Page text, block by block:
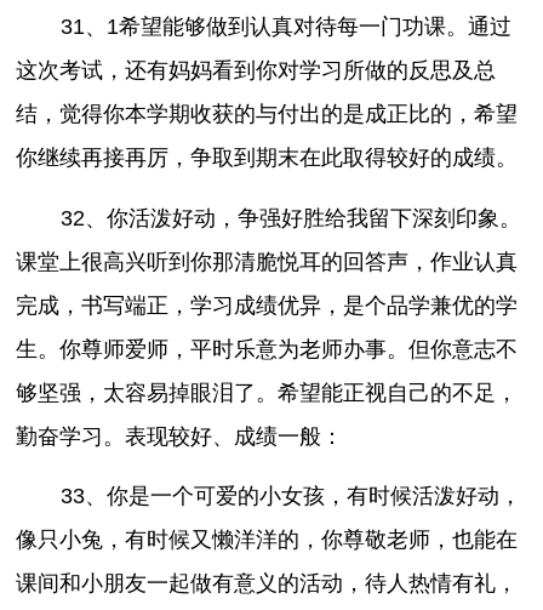
31、1希望能够做到认真对待每一门功课。通过
这次考试，还有妈妈看到你对学习所做的反思及总
结，觉得你本学期收获的与付出的是成正比的，希望
你继续再接再厉，争取到期末在此取得较好的成绩。
32、你活泼好动，争强好胜给我留下深刻印象。
课堂上很高兴听到你那清脆悦耳的回答声，作业认真
完成，书写端正，学习成绩优异，是个品学兼优的学
生。你尊师爱师，平时乐意为老师办事。但你意志不
够坚强，太容易掉眼泪了。希望能正视自己的不足，
勤奋学习。表现较好、成绩一般：
33、你是一个可爱的小女孩，有时候活泼好动，
像只小兔，有时候又懒洋洋的，你尊敬老师，也能在
课间和小朋友一起做有意义的活动，待人热情有礼，